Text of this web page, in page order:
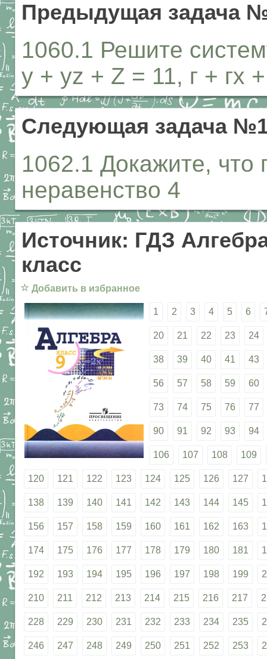
Предыдущая задача
1060.1 Решите
у + yz + Z = 11, г + гх
Следующая задача
1062.1 Докажите,
неравенство 4
Источник: ГДЗ
класс
☆ Добавить в избранное
1 2 3 4 5 6
20 21 22 23 24
38 39 40 41 43
56 57 58 59 60
73 74 75 76 77
90 91 92 93 94
106 107 108 109
120 121 122 123 124 125 126 127
138 139 140 141 142 143 144 145
156 157 158 159 160 161 162 163
174 175 176 177 178 179 180 181
192 193 194 195 196 197 198 199
210 211 212 213 214 215 216 217
228 229 230 231 232 233 234 235
246 247 248 249 250 251 252 253